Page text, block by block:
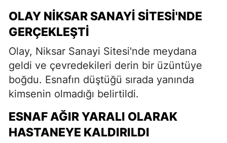
OLAY NIKSAR SANAYI SITESI'NDE
GERÇEKLEŞTI
Olay, Niksar Sanayi Sitesi'nde meydana
geldi ve çevredekileri derin bir üzüntüye
boğdu. Esnafın düştüğü sırada yanında
kimsenin olmadığı belirtildi.
ESNAF AĞIR YARALI OLARAK
HASTANEYE KALDIRILDI